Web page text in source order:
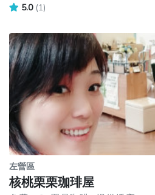
5.0 (1)
左營區
核桃栗栗珈琲屋